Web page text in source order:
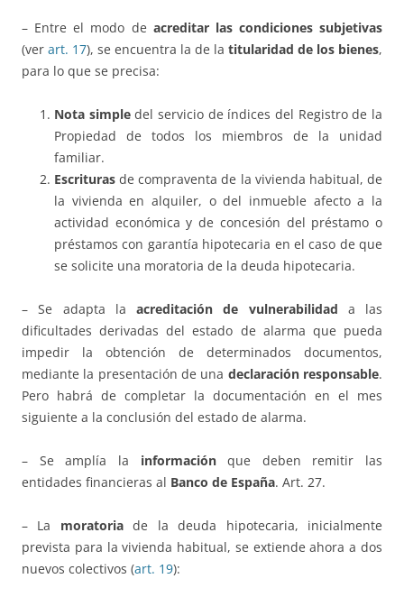
– Entre el modo de acreditar las condiciones subjetivas
(ver art. 17), se encuentra la de la titularidad de los bienes,
para lo que se precisa:
Nota simpledel servicio de índices del Registro de la
Propiedad de todos los miembros de la unidad
familiar.
Escriturasde compraventa de la vivienda habitual, de
la vivienda en alquiler, o del inmueble afecto a la
actividad económica y de concesión del préstamo o
préstamos con garantía hipotecaria en el caso de que
se solicite una moratoria de la deuda hipotecaria.
– Se adapta la acreditación de vulnerabilidad a las
dificultades derivadas del estado de alarma que pueda
impedir la obtención de determinados documentos,
mediante la presentación de una declaración responsable.
Pero habrá de completar la documentación en el mes
siguiente a la conclusión del estado de alarma.
– Se amplía la informaciónque deben remitir las
entidades financieras al Banco de España. Art. 27.
– La moratoriade la deuda hipotecaria, inicialmente
prevista para la vivienda habitual, se extiende ahora a dos
nuevos colectivos (art. 19):